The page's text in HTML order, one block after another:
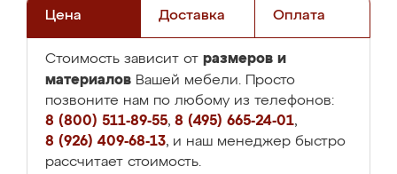
Цена Доставка Оплата
Стоимость зависит от размеров и
материалов Вашей мебели. Просто
позвоните нам по любому из телефонов:
8 (800) 511-89-55, 8 (495) 665-24-01,
8 (926) 409-68-13, и наш менеджер быстро
рассчитает стоимость.